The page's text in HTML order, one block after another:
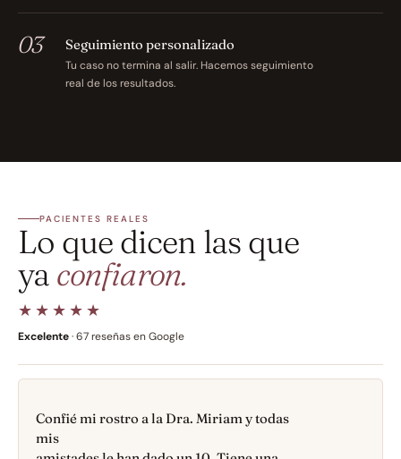
03 Seguimiento personalizado
Tu caso no termina al salir. Hacemos seguimiento
real de los resultados.
PACIENTES REALES
Lo que dicen las que
ya confiaron.
★★★★★
Excelente · 67 reseñas en Google
Confié mi rostro a la Dra. Miriam y todas
mis